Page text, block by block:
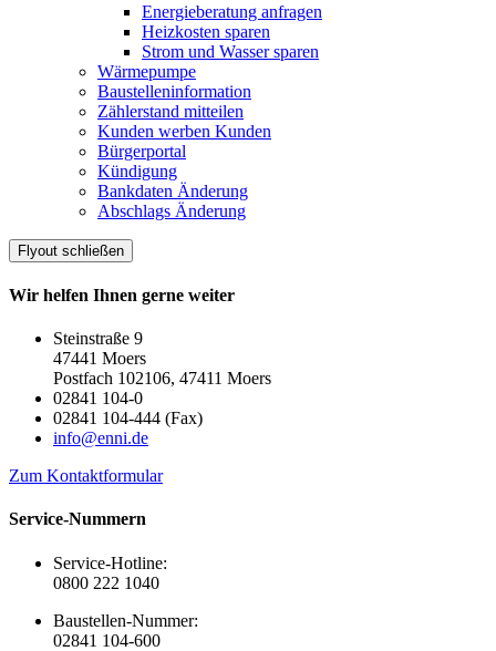
Energieberatung anfragen
Heizkosten sparen
Strom und Wasser sparen
Wärmepumpe
Baustelleninformation
Zählerstand mitteilen
Kunden werben Kunden
Bürgerportal
Kündigung
Bankdaten Änderung
Abschlags Änderung
Flyout schließen
Wir helfen Ihnen gerne weiter
Steinstraße 9
47441 Moers
Postfach 102106, 47411 Moers
02841 104-0
02841 104-444 (Fax)
info@enni.de
Zum Kontaktformular
Service-Nummern
Service-Hotline:
0800 222 1040
Baustellen-Nummer:
02841 104-600